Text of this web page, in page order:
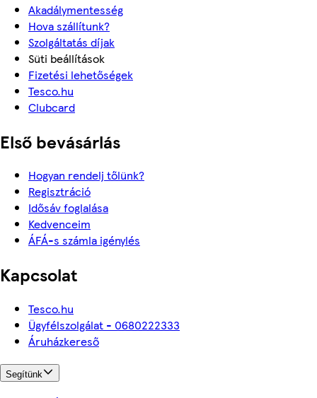
Akadálymentesség
Hova szállítunk?
Szolgáltatás díjak
Süti beállítások
Fizetési lehetőségek
Tesco.hu
Clubcard
Első bevásárlás
Hogyan rendelj tőlünk?
Regisztráció
Idősáv foglalása
Kedvenceim
ÁFÁ-s számla igénylés
Kapcsolat
Tesco.hu
Ügyfélszolgálat - 0680222333
Áruházkereső
Segítünk